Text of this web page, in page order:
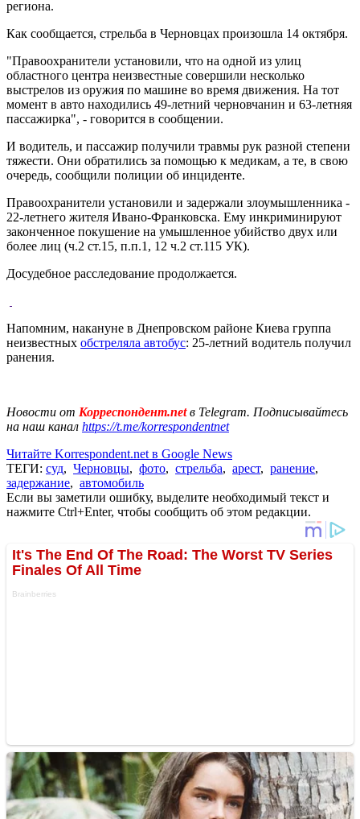
региона.
Как сообщается, стрельба в Черновцах произошла 14 октября.
"Правоохранители установили, что на одной из улиц
областного центра неизвестные совершили несколько
выстрелов из оружия по машине во время движения. На тот
момент в авто находились 49-летний черновчанин и 63-летняя
пассажирка", - говорится в сообщении.
И водитель, и пассажир получили травмы рук разной степени
тяжести. Они обратились за помощью к медикам, а те, в свою
очередь, сообщили полиции об инциденте.
Правоохранители установили и задержали злоумышленника -
22-летнего жителя Ивано-Франковска. Ему инкриминируют
законченное покушение на умышленное убийство двух или
более лиц (ч.2 ст.15, п.п.1, 12 ч.2 ст.115 УК).
Досудебное расследование продолжается.
Напомним, накануне в Днепровском районе Киева группа
неизвестных обстреляла автобус: 25-летний водитель получил
ранения.
Новости от Корреспондент.netв Telegram. Подписывайтесь
на наш канал https://t.me/korrespondentnet
Читайте Korrespondent.net в Google News
ТЕГИ: суд, Черновцы, фото, стрельба, арест, ранение,
задержание, автомобиль
Если вы заметили ошибку, выделите необходимый текст и
нажмите Ctrl+Enter, чтобы сообщить об этом редакции.